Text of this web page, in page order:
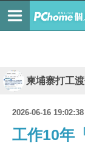
柬埔寨打工
2026-06-16 19:02:38
工作10年